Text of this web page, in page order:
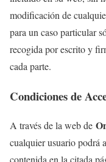
modificación de
para un caso particular
recogida por escrito y
cada parte.
Condiciones de
A través de la web de
cualquier usuario podrá